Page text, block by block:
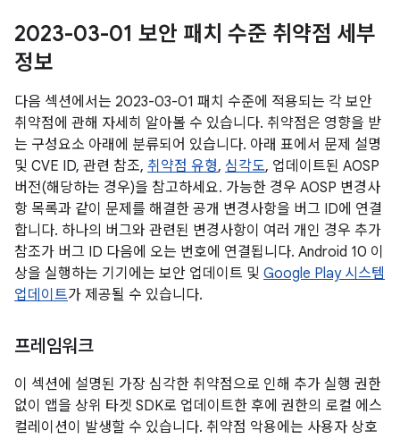
2023-03-01 보안 패치 수준 취약점 세부
정보
다음 섹션에서는 2023-03-01 패치 수준에 적용되는 각 보안
취약점에 관해 자세히 알아볼 수 있습니다. 취약점은 영향을 받
는 구성요소 아래에 분류되어 있습니다. 아래 표에서 문제 설명
및 CVE ID, 관련 참조, 취약점 유형, 심각도, 업데이트된 AOSP
버전(해당하는 경우)을 참고하세요. 가능한 경우 AOSP 변경사
항 목록과 같이 문제를 해결한 공개 변경사항을 버그 ID에 연결
합니다. 하나의 버그와 관련된 변경사항이 여러 개인 경우 추가
참조가 버그 ID 다음에 오는 번호에 연결됩니다. Android 10 이
상을 실행하는 기기에는 보안 업데이트 및 Google Play 시스템
업데이트가 제공될 수 있습니다.
프레임워크
이 섹션에 설명된 가장 심각한 취약점으로 인해 추가 실행 권한
없이 앱을 상위 타겟 SDK로 업데이트한 후에 권한의 로컬 에스
컬레이션이 발생할 수 있습니다. 취약점 악용에는 사용자 상호